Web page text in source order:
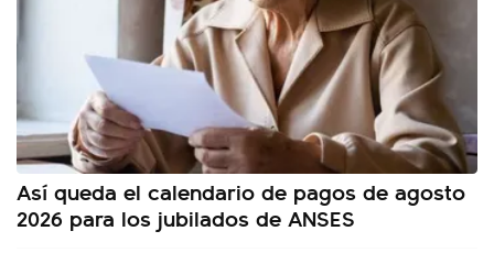
Así queda el calendario de pagos de agosto
2026 para los jubilados de ANSES